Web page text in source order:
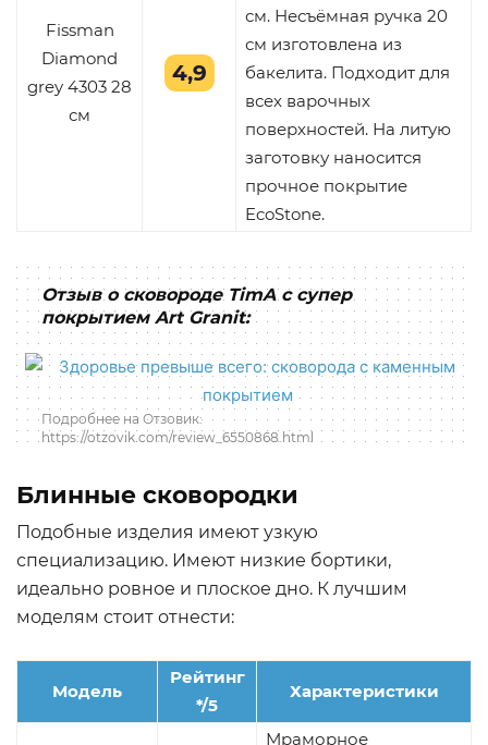
Fissman
Diamond
grey 4303 28
см
4,9
см. Несъёмная ручка 20
см изготовлена из
бакелита. Подходит для
всех варочных
поверхностей. На литую
заготовку наносится
прочное покрытие
EcoStone.
Отзыв о сковороде TimA с супер
покрытием Art Granit:
Подробнее на Отзовик:
https://otzovik.com/review_6550868.html
Блинные сковородки
Подобные изделия имеют узкую
специализацию. Имеют низкие бортики,
идеально ровное и плоское дно. К лучшим
моделям стоит отнести:
Модель
Рейтинг
*/5
Характеристики
Мраморное